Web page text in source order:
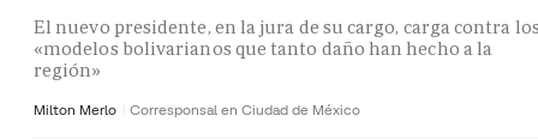
El nuevo presidente, en la jura de su cargo, carga contra
«modelos bolivarianos que tanto daño han hecho a la
región»
Milton Merlo Corresponsal en Ciudad de México